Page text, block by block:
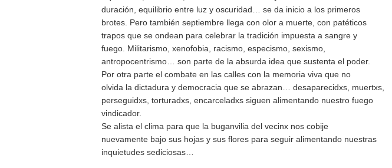
duración, equilibrio entre luz y oscuridad… se da inicio a los primeros
brotes. Pero también septiembre llega con olor a muerte, con patéticos
trapos que se ondean para celebrar la tradición impuesta a sangre y
fuego. Militarismo, xenofobia, racismo, especismo, sexismo,
antropocentrismo… son parte de la absurda idea que sustenta el poder.
Por otra parte el combate en las calles con la memoria viva que no
olvida la dictadura y democracia que se abrazan… desaparecidxs, muertxs,
perseguidxs, torturadxs, encarceladxs siguen alimentando nuestro fuego
vindicador.
Se alista el clima para que la buganvilia del vecinx nos cobije
nuevamente bajo sus hojas y sus flores para seguir alimentando nuestras
inquietudes sediciosas…